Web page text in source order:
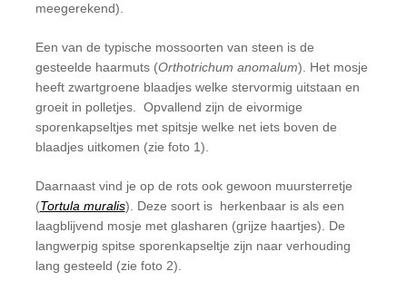
meegerekend).
Een van de typische mossoorten van steen is de
gesteelde haarmuts (Orthotrichum anomalum). Het mosje
heeft zwartgroene blaadjes welke stervormig uitstaan en
groeit in polletjes.
Opvallend zijn de eivormige
sporenkapseltjes met spitsje welke net iets boven de
blaadjes uitkomen (zie foto 1).
Daarnaast vind je op de rots ook gewoon muursterretje
(Tortula muralis). Deze soort is herkenbaar is als een
laagblijvend mosje met glasharen (grijze haartjes). De
langwerpig spitse sporenkapseltje zijn naar verhouding
lang gesteeld (zie foto 2).